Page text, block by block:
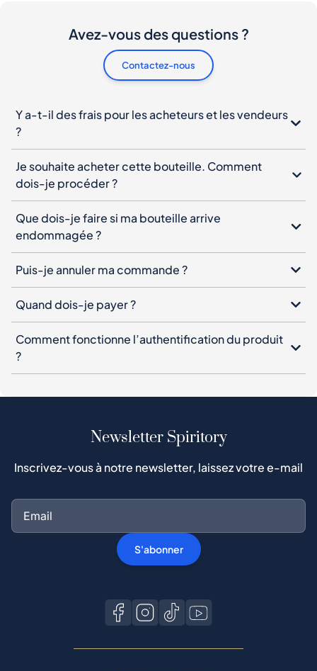
Avez-vous des questions ?
Contactez-nous
Y a-t-il des frais pour les acheteurs et les vendeurs
?
Je souhaite acheter cette bouteille. Comment
dois-je procéder ?
Que dois-je faire si ma bouteille arrive
endommagée ?
Puis-je annuler ma commande ?
Quand dois-je payer ?
Comment fonctionne l’authentification du produit
?
Newsletter Spiritory
Inscrivez-vous à notre newsletter, laissez votre e-mail
S'abonner